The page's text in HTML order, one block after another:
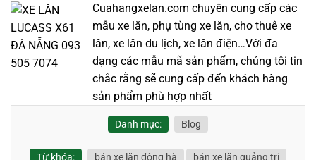
Cuahangxelan.com chuyên cung cấp các
mẫu xe lăn, phụ tùng xe lăn, cho thuê xe
lăn, xe lăn du lịch, xe lăn điện…Với đa
dạng các mẫu mã sản phẩm, chúng tôi tin
chắc rằng sẽ cung cấp đến khách hàng
sản phẩm phù hợp nhất
Danh mục: Blog
Từ khóa: bán xe lăn đông hà
bán xe lăn quảng trị